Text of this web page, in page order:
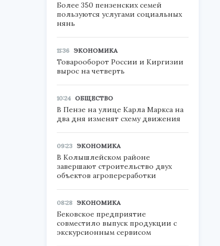
Более 350 пензенских семей
пользуются услугами социальных
нянь
11:36 ЭКОНОМИКА
Товарооборот России и Киргизии
вырос на четверть
10:24 ОБЩЕСТВО
В Пензе на улице Карла Маркса на
два дня изменят схему движения
09:23 ЭКОНОМИКА
В Колышлейском районе
завершают строительство двух
объектов агропереработки
08:28 ЭКОНОМИКА
Бековское предприятие
совместило выпуск продукции с
экскурсионным сервисом